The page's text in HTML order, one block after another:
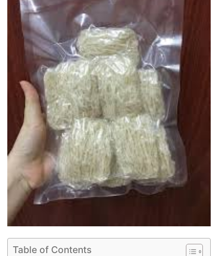
Table of Contents